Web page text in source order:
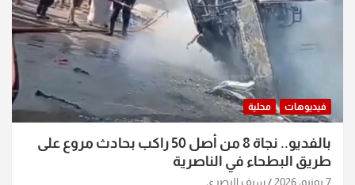
فيديوهات محلية
بالفديو.. نجاة 8 من أصل 50 راكب بحادث مروع على
طريق البطحاء في الناصرية
7 يونيو، 2026 سيف البصري